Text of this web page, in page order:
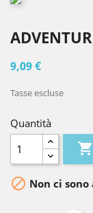
9,09 €
Tasse escluse
Quantità

 Non ci